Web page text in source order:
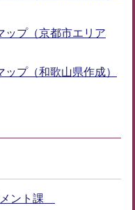
ップ（京都市エリア
プ（和歌山県作成）
メント課